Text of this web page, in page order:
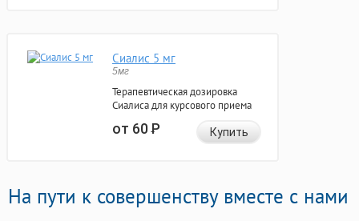
Сиалис 5 мг
5мг
Терапевтическая дозировка
Сиалиса для курсового приема
от 60Р Купить
На пути к совершенству вместе с нами